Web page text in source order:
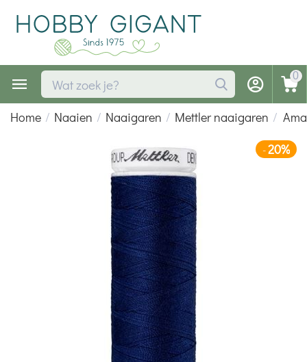
0
Home / Naaien / Naaigaren / Mettler naaigaren /
-20%